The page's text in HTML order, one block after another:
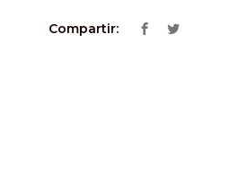
Compartir: